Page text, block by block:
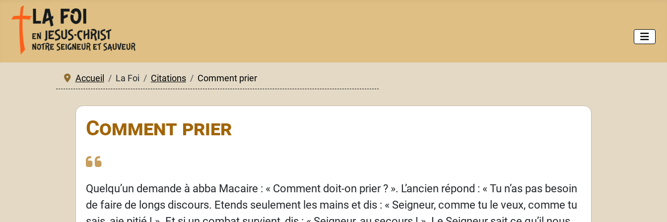
Accueil La Foi Citations Comment prier
Comment prier
Quelqu’un demande à abba Macaire : « Comment doit-on prier? ». L’ancien répond : « Tu n’as pas besoin
de faire de longs discours. Etends seulement les mains et dis : « Seigneur, comme tu le veux, comme tu